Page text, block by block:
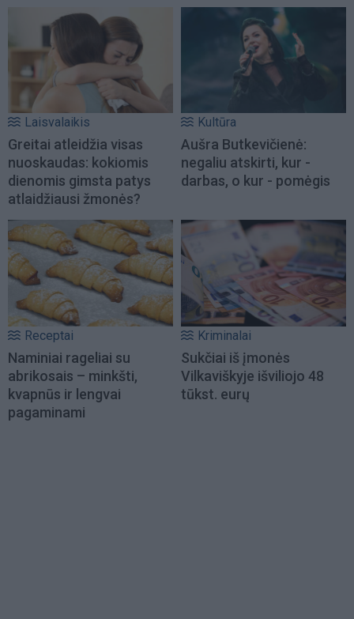
Laisvalaikis
Greitai atleidžia visas
nuoskaudas: kokiomis
dienomis gimsta patys
atlaidžiausi žmonės?
Kultūra
Aušra Butkevičienė:
negaliu atskirti, kur -
darbas, o kur - pomėgis
Receptai
Naminiai rageliai su
abrikosais – minkšti,
kvapnūs ir lengvai
pagaminami
Kriminalai
Sukčiai iš įmonės
Vilkaviškyje išviliojo 48
tūkst. eurų